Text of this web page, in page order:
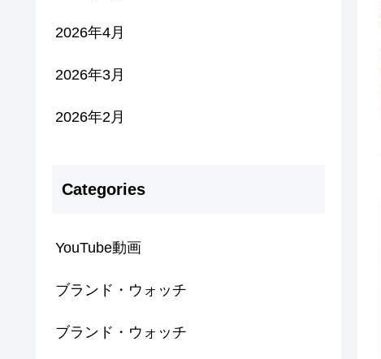
2026年4月
2026年3月
2026年2月
Categories
YouTube動画
ブランド・ウォッチ
ブランド・ウォッチ